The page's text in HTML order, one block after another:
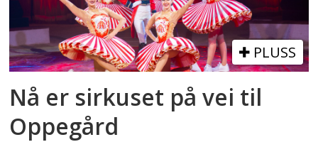
PLUSS
Nå er sirkuset på vei til
Oppegård